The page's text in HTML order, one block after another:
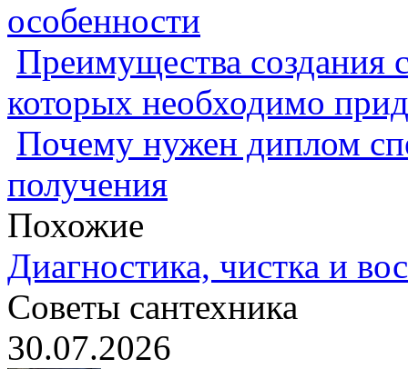
особенности
Преимущества создания
которых необходимо
Почему нужен диплом
получения
Похожие
Диагностика, чистка и
Советы сантехника
30.07.2026